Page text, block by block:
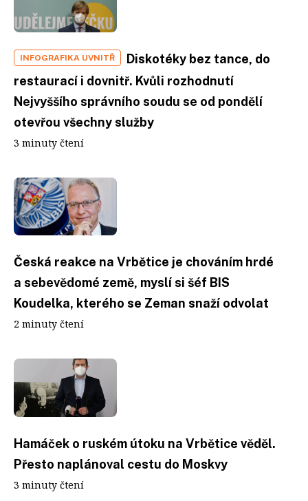
INFOGRAFIKA UVNITŘ
Diskotéky bez tance, do
restaurací i dovnitř. Kvůli rozhodnutí
Nejvyššího správního soudu se od pondělí
otevřou všechny služby
3 minuty čtení
Česká reakce na Vrbětice je chováním hrdé
a sebevědomé země, myslí si šéf BIS
Koudelka, kterého se Zeman snaží odvolat
2 minuty čtení
Hamáček o ruském útoku na Vrbětice věděl.
Přesto naplánoval cestu do Moskvy
3 minuty čtení